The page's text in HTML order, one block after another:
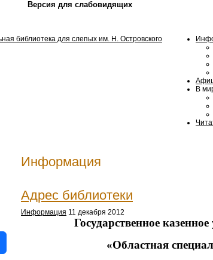
Версия для слабовидящих
В
Информация
Адрес библиотеки
Информация 11 декабря 2012
Государственное
«Областная